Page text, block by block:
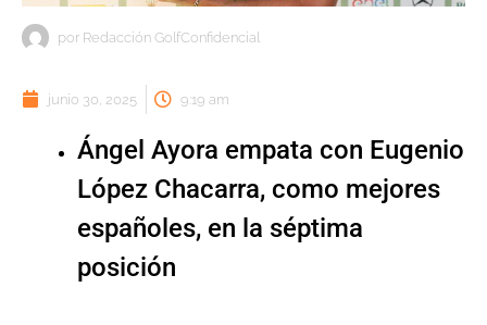
por Redacción GolfConfidencial
junio 30, 2025 9:19 am
Ángel Ayora empata con Eugenio
López Chacarra, como mejores
españoles, en la séptima
posición